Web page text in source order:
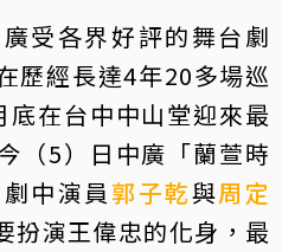
受各界好評的舞台劇
歷經長達4年20多場巡
在台中中山堂迎來最
（5）日中廣「蘭萱時
中演員 郭子乾與周定
扮演王偉忠的化身，最